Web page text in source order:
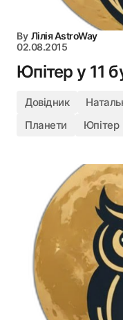
By Лілія AstroWay
02.08.2015
Юпітер у 11
Довідник
Планети
Юпітер